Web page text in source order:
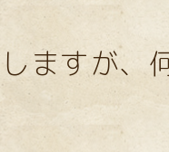
ますが、